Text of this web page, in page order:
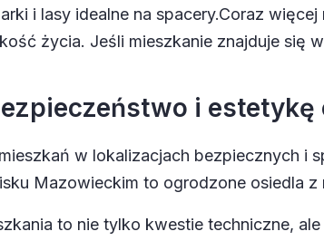
i lasy idealne na spacery.Coraz więcej
życia. Jeśli mieszkanie znajduje się
i estetykę
w lokalizacjach bezpiecznych i
Mazowieckim to ogrodzone osiedla
to nie tylko kwestie techniczne,